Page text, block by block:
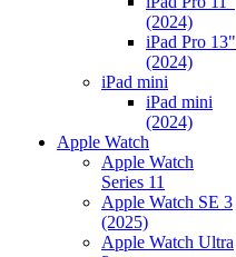
(2024)
iPad Pro 13"
(2024)
iPad mini
iPad mini
(2024)
Apple Watch
Apple Watch
Series 11
Apple Watch SE 3
(2025)
Apple Watch Ultra